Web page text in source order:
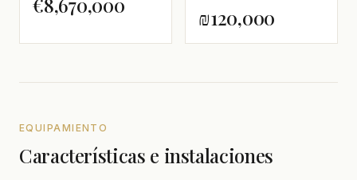
₪120,000
EQUIPAMIENTO
Características e instalaciones